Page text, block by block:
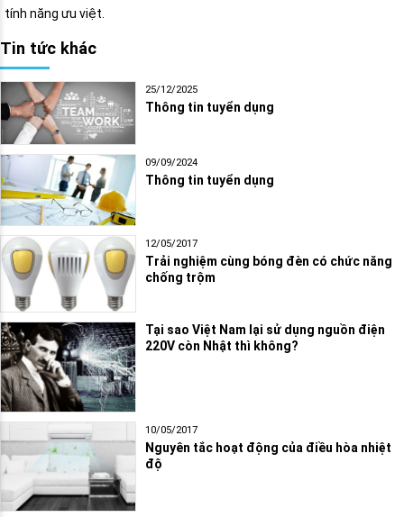
tính năng ưu việt.
Tin tức khác
25/12/2025
Thông tin tuyển dụng
09/09/2024
Thông tin tuyển dụng
12/05/2017
Trải nghiệm cùng bóng đèn có chức năng
chống trộm
Tại sao Việt Nam lại sử dụng nguồn điện
220V còn Nhật thì không?
10/05/2017
Nguyên tắc hoạt động của điều hòa nhiệt
độ